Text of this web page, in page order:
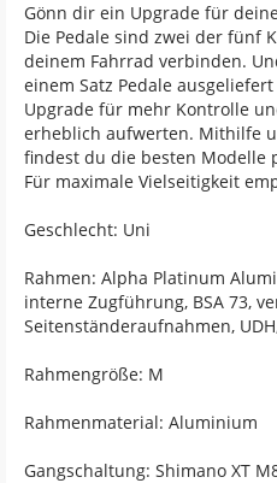
Gönn dir ein Upgrade für
Die Pedale sind zwei der fünf
deinem Fahrrad verbinden.
einem Satz Pedale
Upgrade für mehr Kontrolle
erheblich aufwerten. Mithilfe
findest du die besten Modelle
Für maximale Vielseitigkeit
Geschlecht: Uni
Rahmen: Alpha Platinum
interne Zugführung, BSA 73,
Seitenständeraufnahmen,
Rahmengröße: M
Rahmenmaterial: Aluminium
Gangschaltung: Shimano XT